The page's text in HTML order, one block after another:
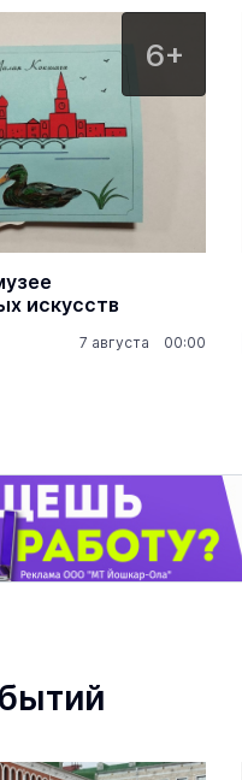
6+
искусств
7 августа 00:00